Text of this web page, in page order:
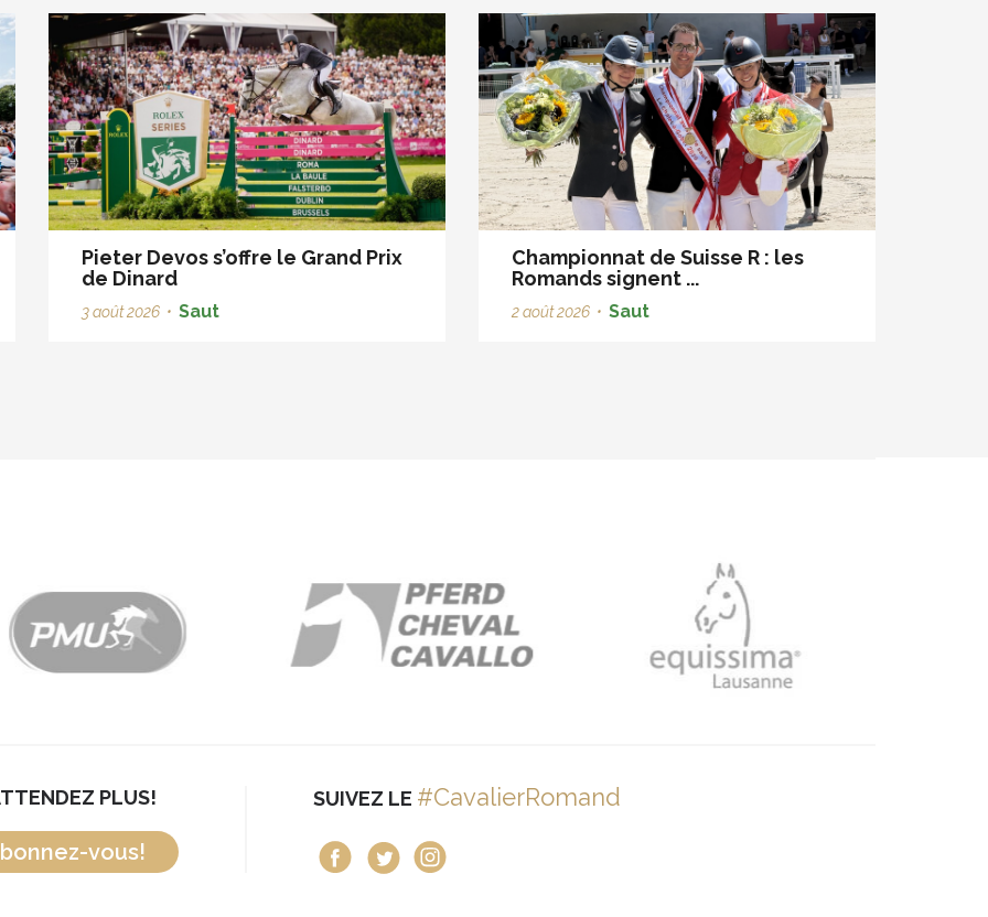
Pieter Devos s’offre le Grand Prix
de Dinard
3 août 2026 • Saut
Championnat de Suisse R : les
Romands signent ...
2 août 2026 • Saut
PLUS!
vous!
SUIVEZ LE #CavalierRomand